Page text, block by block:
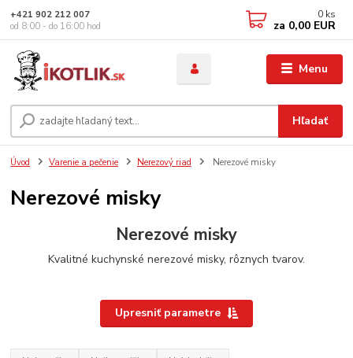
Menu
Hľadať
+421 902 212 007
od 8:00 - do 16:00 hod
0 ks
za 0,00 EUR
Úvod Varenie a pečenie Nerezový riad Nerezové misky
Nerezové misky
Nerezové misky
Kvalitné kuchynské nerezové misky, rôznych tvarov.
Upresniť parametre